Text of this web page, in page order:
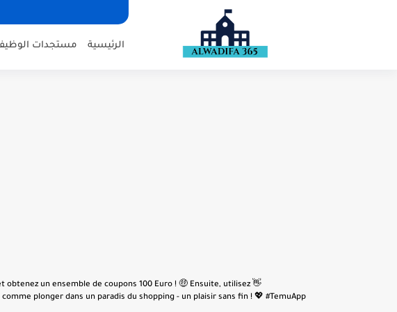
الرئيسية مستجدات
obtenez un ensemble de coupons 100 Euro ! 🤑 Ensuite, utilisez
plonger dans un paradis du shopping - un plaisir sans fin ! 💖 #TemuApp